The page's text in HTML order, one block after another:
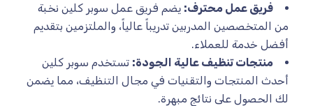
فريق عمل محترف: يضم فريق عمل سوبر كلين نخبة
من المتخصصين المدربين تدريباً عالياً، والملتزمين بتقديم
أفضل خدمة للعملاء.
منتجات تنظيف عالية الجودة: تستخدم سوبر كلين
أحدث المنتجات والتقنيات في مجال التنظيف، مما يضمن
لك الحصول على نتائج مبهرة.